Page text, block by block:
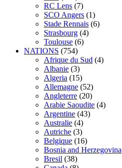
RC Lens (7)
SCO Angers (1)
Stade Rennais (6)
Strasbourg (4)
Toulouse (6)
NATIONS (754)
Afrique du Sud (4)
Albanie (3)
Algeria (15)
Allemagne (52)
Angleterre (20)
Arabie Saoudite (4)
Argentine (43)
Australie (4)
Autriche (3)
Belgique (16)
Bosnia and Herzegovina
Bresil (38)